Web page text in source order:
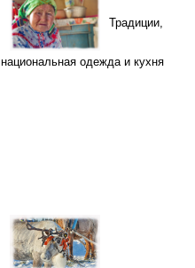
Традиции,
национальная одежда и кухня